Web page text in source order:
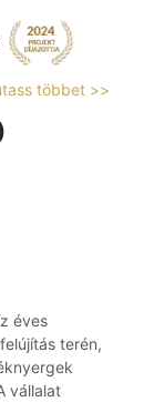
többet >>
éves
terén,
vállalat